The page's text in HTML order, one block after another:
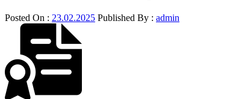
Posted On : 23.02.2025 Published By : admin